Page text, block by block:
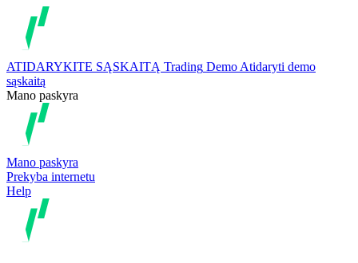
ATIDARYKITE SĄSKAITĄ Trading Demo Atidaryti demo
sąskaitą
Mano paskyra
Mano paskyra
Prekyba internetu
Help